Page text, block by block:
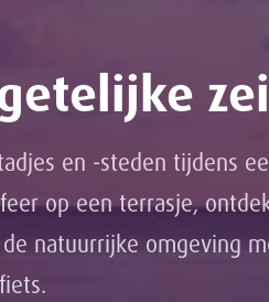
en -steden tijdens
op een terrasje,
natuurrijke omgeving
fiets.